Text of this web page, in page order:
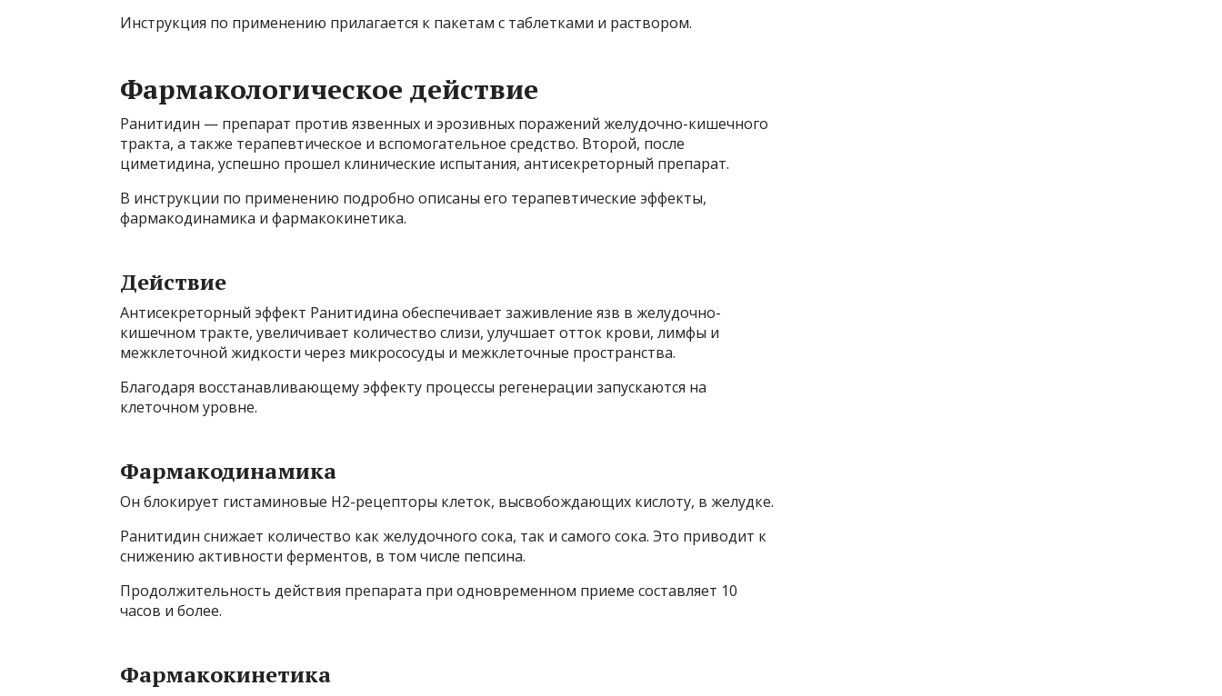
Инструкция по применению прилагается к пакетам с таблетками и раствором.
Фармакологическое действие
Ранитидин — препарат против язвенных и эрозивных поражений желудочно-кишечного
тракта, а также терапевтическое и вспомогательное средство. Второй, после
циметидина, успешно прошел клинические испытания, антисекреторный препарат.
В инструкции по применению подробно описаны его терапевтические эффекты,
фармакодинамика и фармакокинетика.
Действие
Антисекреторный эффект Ранитидина обеспечивает заживление язв в желудочно-
кишечном тракте, увеличивает количество слизи, улучшает отток крови, лимфы и
межклеточной жидкости через микрососуды и межклеточные пространства.
Благодаря восстанавливающему эффекту процессы регенерации запускаются на
клеточном уровне.
Фармакодинамика
Он блокирует гистаминовые Н2-рецепторы клеток, высвобождающих кислоту, в желудке.
Ранитидин снижает количество как желудочного сока, так и самого сока. Это приводит к
снижению активности ферментов, в том числе пепсина.
Продолжительность действия препарата при одновременном приеме составляет 10
часов и более.
Фармакокинетика